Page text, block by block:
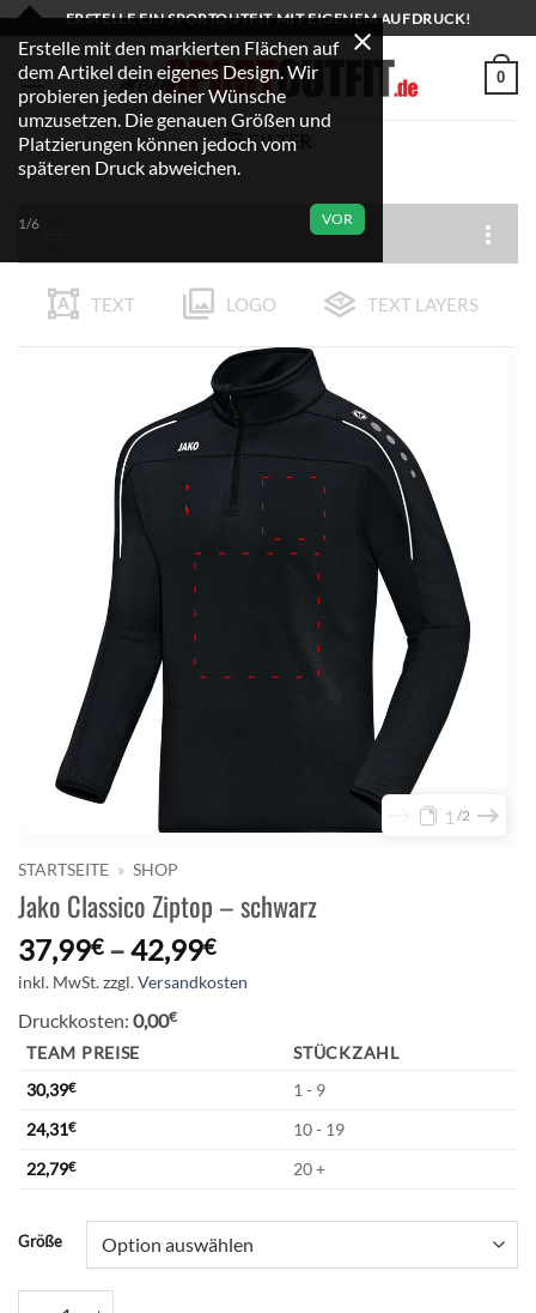
Zum
Inhalt
springen
ERSTELLE EIN SPORTOUTFIT MIT EIGENEM AUFDRUCK!
0
FILTER
TEXT LOGO TEXT LAYERS
1 2
STARTSEITE » SHOP
Jako Classico Ziptop – schwarz
37,99€–42,99€
inkl. MwSt.zzgl.Versandkosten
Druckkosten: 0,00€
TEAM PREISE
STÜCKZAHL
30,39€
1 - 9
24,31€
10 - 19
22,79€ 20 +
Größe
Alternative:
Erstelle mit den markierten Flächen auf
dem Artikel dein eigenes Design. Wir
probieren jeden deiner Wünsche
umzusetzen. Die genauen Größen und
Platzierungen können jedoch vom
späteren Druck abweichen.
VOR
1/6